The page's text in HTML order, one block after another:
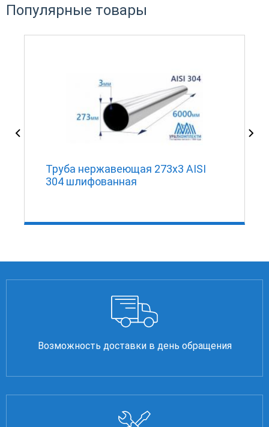
Популярные товары
Труба нержавеющая 273х3 AISI
304 шлифованная
Возможность доставки в день обращения